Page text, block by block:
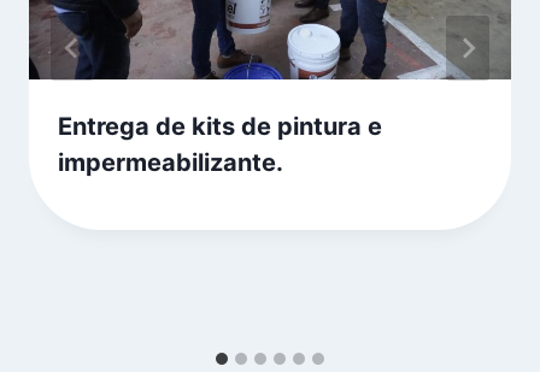
Entrega de kits de pintura e
impermeabilizante.